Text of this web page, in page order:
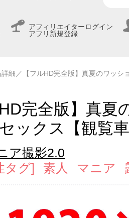
アフィリエイターログイン
アフリ新規登録
詳細 ／【フルHD完全版】真夏のワッシ
HD完全版】真
ックス【観覧
ア撮影2.0
タグ]
素人 マニア